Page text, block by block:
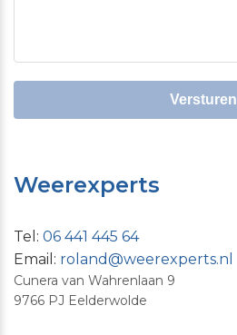
Versturen
Weerexperts
Tel: 06 441 445 64
Email: roland@weerexperts.nl
Cunera van Wahrenlaan 9
9766 PJ Eelderwolde